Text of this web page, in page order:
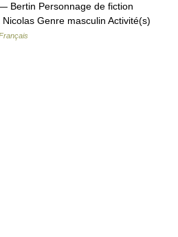
Bertin Personnage de fiction
Genre masculin Activité(s)